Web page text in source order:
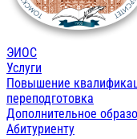
ЭИОС
Услуги
Повышение
переподготовка
Дополнительное
Абитуриенту